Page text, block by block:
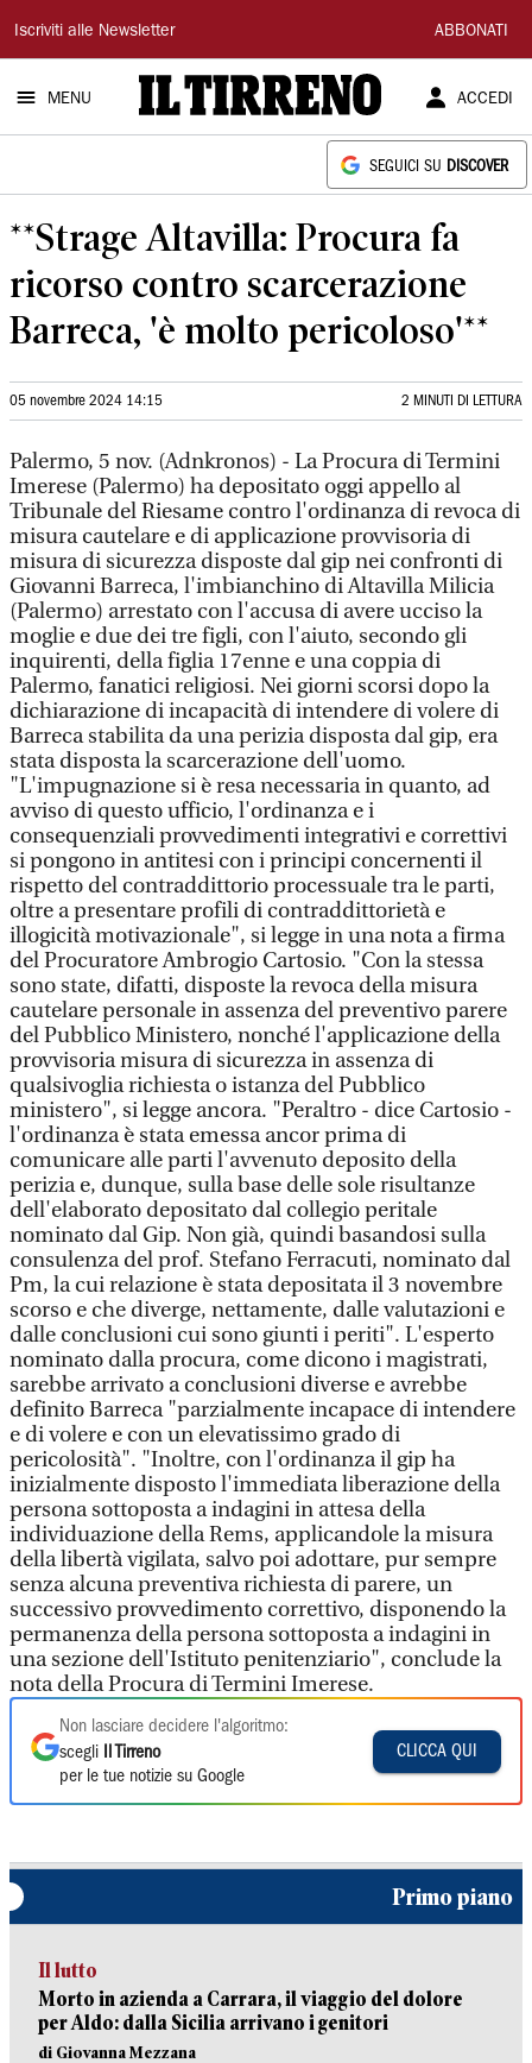
Il
Tirreno
Iscriviti alle Newsletter ABBONATI
MENU ACCEDI
SEGUICI SU DISCOVER
**Strage Altavilla: Procura fa
ricorso contro scarcerazione
Barreca, 'è molto pericoloso'**
05 novembre 2024 14:15 2 MINUTI DI LETTURA
Palermo, 5 nov. (Adnkronos) - La Procura di Termini
Imerese (Palermo) ha depositato oggi appello al
Tribunale del Riesame contro l'ordinanza di revoca di
misura cautelare e di applicazione provvisoria di
misura di sicurezza disposte dal gip nei confronti di
Giovanni Barreca, l'imbianchino di Altavilla Milicia
(Palermo) arrestato con l'accusa di avere ucciso la
moglie e due dei tre figli, con l'aiuto, secondo gli
inquirenti, della figlia 17enne e una coppia di
Palermo, fanatici religiosi. Nei giorni scorsi dopo la
dichiarazione di incapacità di intendere di volere di
Barreca stabilita da una perizia disposta dal gip, era
stata disposta la scarcerazione dell'uomo.
"L'impugnazione si è resa necessaria in quanto, ad
avviso di questo ufficio, l'ordinanza e i
consequenziali provvedimenti integrativi e correttivi
si pongono in antitesi con i principi concernenti il
rispetto del contraddittorio processuale tra le parti,
oltre a presentare profili di contraddittorietà e
illogicità motivazionale", si legge in una nota a firma
del Procuratore Ambrogio Cartosio. "Con la stessa
sono state, difatti, disposte la revoca della misura
cautelare personale in assenza del preventivo parere
del Pubblico Ministero, nonché l'applicazione della
provvisoria misura di sicurezza in assenza di
qualsivoglia richiesta o istanza del Pubblico
ministero", si legge ancora. "Peraltro - dice Cartosio -
l'ordinanza è stata emessa ancor prima di
comunicare alle parti l'avvenuto deposito della
perizia e, dunque, sulla base delle sole risultanze
dell'elaborato depositato dal collegio peritale
nominato dal Gip. Non già, quindi basandosi sulla
consulenza del prof. Stefano Ferracuti, nominato dal
Pm, la cui relazione è stata depositata il 3 novembre
scorso e che diverge, nettamente, dalle valutazioni e
dalle conclusioni cui sono giunti i periti". L'esperto
nominato dalla procura, come dicono i magistrati,
sarebbe arrivato a conclusioni diverse e avrebbe
definito Barreca "parzialmente incapace di intendere
e di volere e con un elevatissimo grado di
pericolosità". "Inoltre, con l'ordinanza il gip ha
inizialmente disposto l'immediata liberazione della
persona sottoposta a indagini in attesa della
individuazione della Rems, applicandole la misura
della libertà vigilata, salvo poi adottare, pur sempre
senza alcuna preventiva richiesta di parere, un
successivo provvedimento correttivo, disponendo la
permanenza della persona sottoposta a indagini in
una sezione dell'Istituto penitenziario", conclude la
nota della Procura di Termini Imerese.
Non lasciare decidere l'algoritmo:
scegli
Il Tirreno
per le tue notizie su Google
CLICCA QUI
Primo piano
Il lutto
Morto in azienda a Carrara, il viaggio del dolore
per Aldo: dalla Sicilia arrivano i genitori
di Giovanna Mezzana